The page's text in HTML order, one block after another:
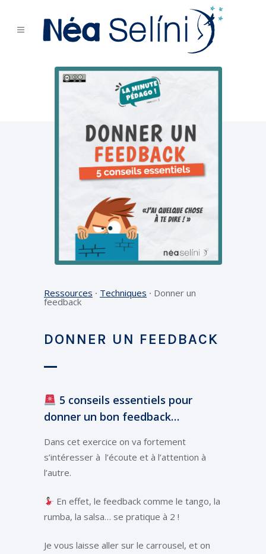
Ressources ⸱ Techniques ⸱ Donner un
feedback
DONNER UN FEEDBACK
5 conseils essentiels pour
donner un bon feedback…
Dans cet exercice on va fortement
s’intéresser à l’écoute et à l’attention à
l’autre.
En effet, le feedback comme le tango, la
rumba, la salsa… se pratique à 2 !
Je vous laisse aller sur le carrousel, et on